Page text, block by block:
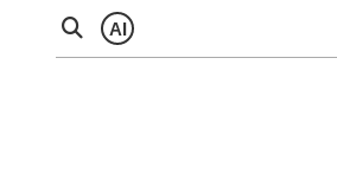
AI